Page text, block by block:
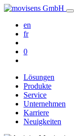
en
fr
0
Lösungen
Produkte
Service
Unternehmen
Karriere
Neuigkeiten